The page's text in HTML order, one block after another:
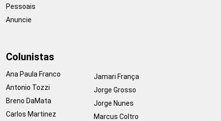
Pessoais
Anuncie
Colunistas
Ana Paula Franco
Antonio Tozzi
Breno DaMata
Carlos Martinez
Jamari França
Jorge Grosso
Jorge Nunes
Marcus Coltro